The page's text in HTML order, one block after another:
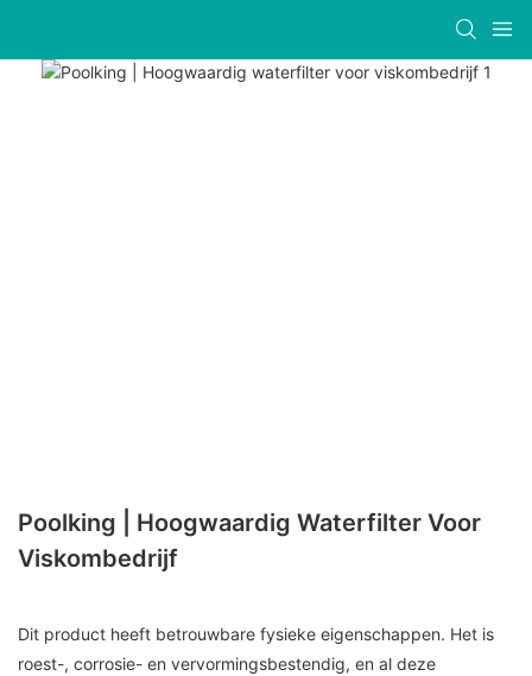
Poolking | Hoogwaardig Waterfilter Voor
Viskombedrijf
Dit product heeft betrouwbare fysieke eigenschappen. Het is
roest-, corrosie- en vervormingsbestendig, en al deze